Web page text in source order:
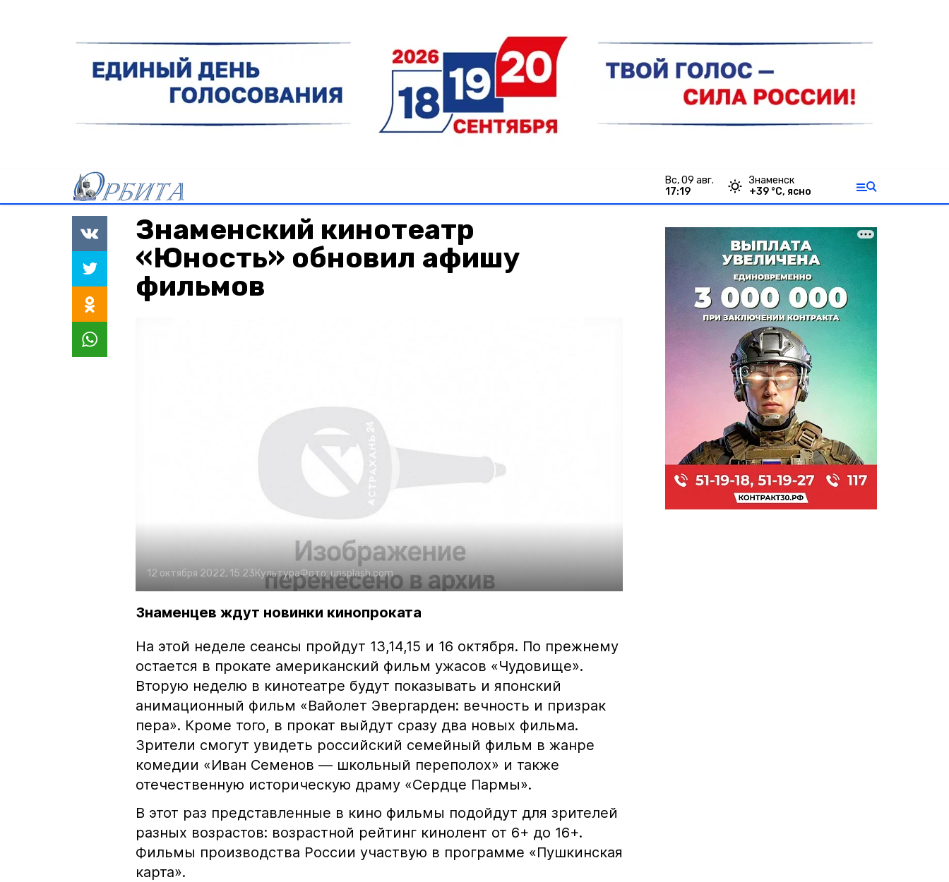
вс, 09 авг.
17:19
Знаменск
+39 °С, ясно
Знаменский кинотеатр
«Юность» обновил афишу
фильмов
12 октября 2022, 15:23КультураФото:unsplash.com
Знаменцев ждут новинки кинопроката
На этой неделе сеансы пройдут 13,14,15 и 16 октября. По прежнему
остается в прокате американский фильм ужасов «Чудовище».
Вторую неделю в кинотеатре будут показывать и японский
анимационный фильм «Вайолет Эвергарден: вечность и призрак
пера». Кроме того, в прокат выйдут сразу два новых фильма.
Зрители смогут увидеть российский семейный фильм в жанре
комедии «Иван Семенов — школьный переполох» и также
отечественную историческую драму «Сердце Пармы».
В этот раз представленные в кино фильмы подойдут для зрителей
разных возрастов: возрастной рейтинг кинолент от 6+ до 16+.
Фильмы производства России участвую в программе «Пушкинская
карта».